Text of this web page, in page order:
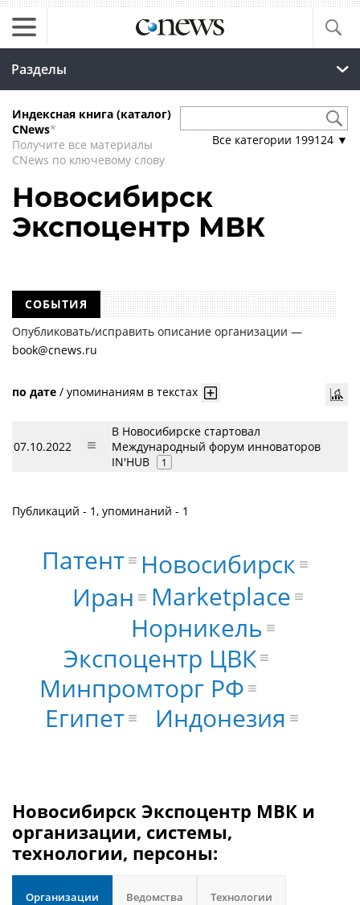
Разделы
Индексная книга (каталог)
CNews*
Получите все материалы
CNews по ключевому слову
Все категории 199124 ▼
Новосибирск
Экспоцентр МВК
СОБЫТИЯ
Опубликовать/исправить описание организации —
book@cnews.ru
по дате / упоминаниям в текстах
07.10.2022
В Новосибирске стартовал
Международный форум инноваторов
IN'HUB
1
Публикаций - 1, упоминаний - 1
Экспоцентр ЦВК
Норникель
Минпромторг РФ
Marketplace
Иран
Египет Индонезия
Новосибирск
Патент
Новосибирск Экспоцентр МВК и
организации, системы,
технологии, персоны:
Организации Ведомства Технологии